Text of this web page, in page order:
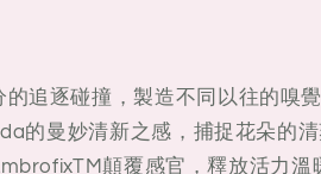
追逐碰撞，製造不同以往的嗅
的曼妙清新之感，捕捉花朵的清
顛覆感官，釋放活力溫